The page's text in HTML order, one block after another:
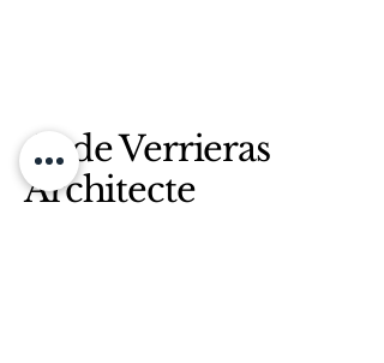
Aude Verrieras
Architecte